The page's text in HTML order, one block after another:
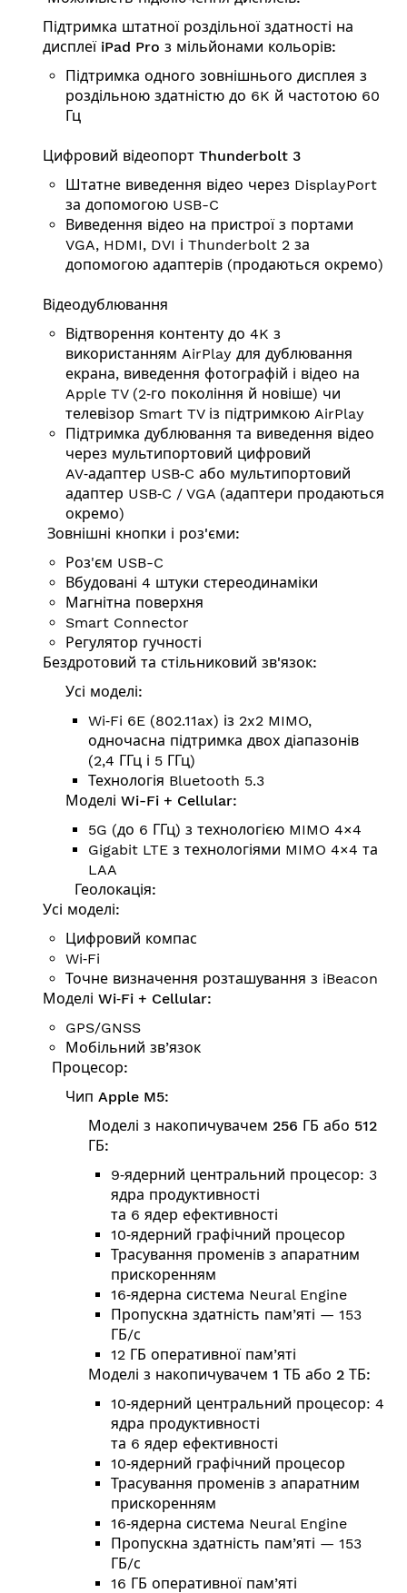
Підтримка штатної роздільної здатності на
дисплеї iPad Pro з мільйонами кольорів:
Підтримка одного зовнішнього дисплея з
роздільною здатністю до 6K й частотою 60
Гц
Цифровий відеопорт Thunderbolt 3
Штатне виведення відео через DisplayPort
за допомогою USB-C
Виведення відео на пристрої з портами
VGA, HDMI, DVI і Thunderbolt 2 за
допомогою адаптерів (продаються окремо)
Відеодублювання
Відтворення контенту до 4K з
використанням AirPlay для дублювання
екрана, виведення фотографій і відео на
Apple TV (2‑го покоління й новіше) чи
телевізор Smart TV із підтримкою AirPlay
Підтримка дублю­вання та виведення відео
через мультипортовий цифровий
AV‑адаптер USB‑C або мультипортовий
адаптер USB‑C / VGA (адаптери продаються
окремо)
Зовнішні кнопки і роз'єми:
Роз'єм USB-C
Вбудовані 4 штуки стереодинаміки
Магнітна поверхня
Smart Connector
Регулятор гучності
Бездротовий та стільниковий зв'язок:
Усі моделі:
Wi‑Fi 6E (802.11ax) із 2x2 MIMO,
одночасна підтримка двох діапазонів
(2,4 ГГц і 5 ГГц)
Технологія Bluetooth 5.3
Моделі Wi-Fi + Cellular:
5G (до 6 ГГц) з технологією MIMO 4×4
Gigabit LTE з технологіями MIMO 4×4 та
LAA
Геолокація:
Усі моделі:
Цифровий компас
Wi‑Fi
Точне визначення розташування з iBeacon
Моделі Wi‑Fi + Cellular:
GPS/GNSS
Мобільний зв’язок
Процесор:
Чип Apple M5:
Моделі з накопичувачем 256 ГБ або 512
ГБ:
9‑ядерний центральний процесор: 3
ядра продуктивності
та 6 ядер ефективності
10‑ядерний графічний процесор
Трасування променів з апаратним
прискоренням
16‑ядерна система Neural Engine
Пропускна здатність пам’яті — 153
ГБ/с
12 ГБ оперативної пам’яті
Моделі з накопичувачем 1 ТБ або 2 ТБ:
10‑ядерний центральний процесор: 4
ядра продуктивності
та 6 ядер ефективності
10‑ядерний графічний процесор
Трасування променів з апаратним
прискоренням
16‑ядерна система Neural Engine
Пропускна здатність пам’яті — 153
ГБ/с
16 ГБ оперативної пам’яті